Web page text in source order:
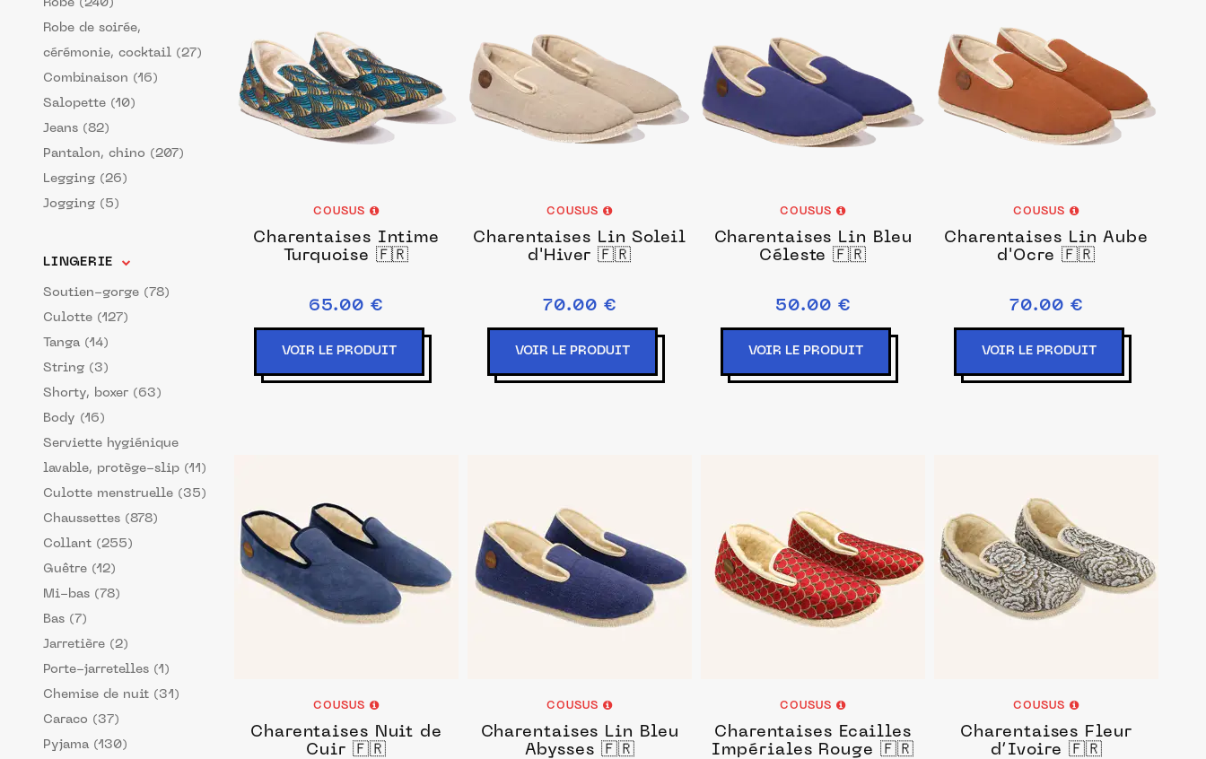
Robe (240)
Robe de soirée,
cérémonie, cocktail (27)
Combinaison (16)
Salopette (10)
Jeans (82)
Pantalon, chino (207)
Legging (26)
Jogging (5)
LINGERIE
Soutien-gorge (78)
Culotte (127)
Tanga (14)
String (3)
Shorty, boxer (63)
Body (16)
Serviette hygiénique
lavable, protège-slip (11)
Culotte menstruelle (35)
Chaussettes (878)
Collant (255)
Guêtre (12)
Mi-bas (78)
Bas (7)
Jarretière (2)
Porte-jarretelles (1)
Chemise de nuit (31)
Caraco (37)
Pyjama (130)
COUSUS
Charentaises Intime
Turquoise 🇫🇷
65.00 €
VOIR LE PRODUIT
COUSUS
Charentaises Lin Soleil
d'Hiver 🇫🇷
70.00 €
VOIR LE PRODUIT
COUSUS
Charentaises Lin Bleu
Céleste 🇫🇷
50.00 €
VOIR LE PRODUIT
COUSUS
Charentaises Lin Aube
d'Ocre 🇫🇷
70.00 €
VOIR LE PRODUIT
COUSUS
Charentaises Nuit de
Cuir 🇫🇷
COUSUS
Charentaises Lin Bleu
Abysses 🇫🇷
COUSUS
Charentaises Écailles
Impériales Rouge 🇫🇷
COUSUS
Charentaises Fleur
d’Ivoire 🇫🇷